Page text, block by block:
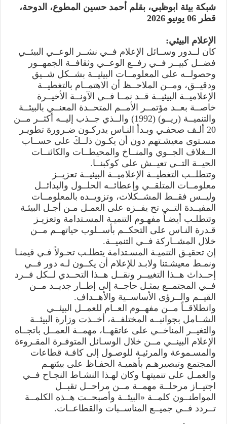
شبكة بيئة ابوظبي، بقلم أحمد حسين المطوع، الدوحة،
قطر 06 يونيو 2026
الإعلام البيئي:
كان لــدور وســائل الإعلام فــي نشــر الوعــي البيئــي
فضــل كبيــر فــي رفــع الوعــي وثقافــة الجمهــور
وحصولــه على المعلومــات البيئيــة بشــكل شــيق
ودقيــق، ومــن الملاحــظ أن الاهتمــام بالتغطيــة
الإعلاميــة البيئيــة قــد نمــا فــي الآونــة الأخيــرة
خاصــة بعــد مؤتمــر الأمــم المتحــدة المعنــي بالبيئــة
والتنميــة (ريــو) (1992) والــذي جــذب إليــه أكثــر مــن
20 ألـف صحفـي وبـدأ النـاس يدركـون ضـرورة تطويـر
مسـتوى معيشـتهم دون أن يكـون ذلــكَ على حســاب
الــغلاف الجــوي والمنــاخ والمحيطــات والكائنــات
الحيــة التــي تعيــش على كوكبنــا.
وتتطلــب التغطيــة الإعلاميــة البيئيــة تعزيــز
معلومــات المتلقــي وإعطائــه الحلــول والبدائــل
وليــس فقــط المشــكلات، وتزويــده بالمعلومــات
المفيــدة التــي تح يفــزه على العمـل مـن أجـل البيئـة
وتتطلـب أيضـاً مفهـوم التنميـة المسـتدامة وتعزيـز
قـدرة النـاس على التحكــم بأســلوب حياتهــم مــن
خلال المشــاركة فــي التنميــة.
إن تحقيـق التنميـة المسـتدامة يتطلـب تحـولاً فـي قيمنـا
ونمـط معيشـتنا ولابـد للإعلام أن يكــون لـه دور فــي
إحــداث هــذا التغييــر ونقــل هــذا التحــدي لــكل فــرد
فــي المجتمــع يمثـل حاجــة إلى إطــار جديــد مــن
القيــم والــرؤى الأساســية والأهــداف.
وانطلاقــاً مــن مفهــوم العــام للعمــل البيئــي
الشــامل بجوانبــه المختلفــة، أخــذت وزارة البيئــة
والتغيــر المناخــي على عاتقهــا، مهمــة العمــل باتجــاه
الإعلام البينــي مــن خلال الوسـائل المتوفـرة المقـروءة
والمسـموعة والمرئيـة للوصـول إلى كافـة قطاعات
المجتمع وتبصيرهـم بأهميـة الحفـاظ على بيئتهـم
والعمـل على تنميتهـا وكان لهـذا النشـاط النجـاح فــي
اجتيــاز مرحلــة مهمــة مــن مراحــل تقبــل
المواطنــون كلمــة «البيئــة وأصبحــت هــذه الكلمــة
تــردد فــي جميــع المناســبات والقطاعــات.